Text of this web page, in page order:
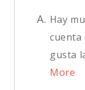
A. Hay
cuenta
gusta
More